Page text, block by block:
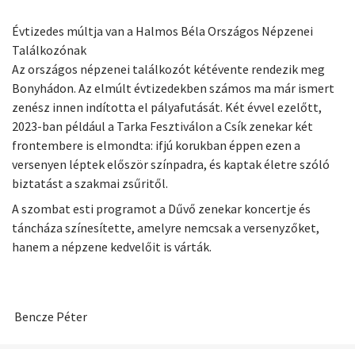
Évtizedes múltja van a Halmos Béla Országos Népzenei
Találkozónak
Az országos népzenei találkozót kétévente rendezik meg
Bonyhádon. Az elmúlt évtizedekben számos ma már ismert
zenész innen indította el pályafutását. Két évvel ezelőtt,
2023-ban például a Tarka Fesztiválon a Csík zenekar két
frontembere is elmondta: ifjú korukban éppen ezen a
versenyen léptek először színpadra, és kaptak életre szóló
biztatást a szakmai zsűritől.
A szombat esti programot a Dűvő zenekar koncertje és
táncháza színesítette, amelyre nemcsak a versenyzőket,
hanem a népzene kedvelőit is várták.
Bencze Péter